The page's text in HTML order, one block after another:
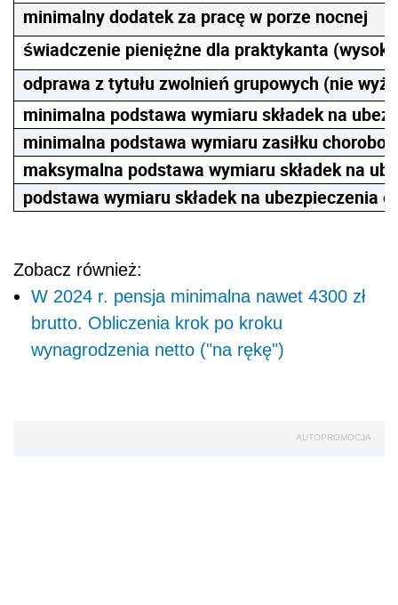
minimalny dodatek za pracę w porze nocnej
świadczenie pieniężne dla praktykanta
odprawa z tytułu zwolnień grupowych (nie
minimalna podstawa wymiaru składek na
minimalna podstawa wymiaru zasiłku
maksymalna podstawa wymiaru składek na
podstawa wymiaru składek na ubezpieczenia
Zobacz również:
W 2024 r. pensja minimalna nawet 4300 zł
brutto. Obliczenia krok po kroku
wynagrodzenia netto ("na rękę")
AUTOPROMOCJA